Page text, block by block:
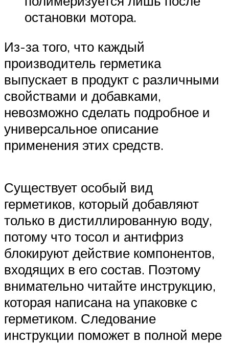
остановки мотора.
Из-за того, что каждый
производитель герметика
выпускает в продукт с различными
свойствами и добавками,
невозможно сделать подробное и
универсальное описание
применения этих средств.
Существует особый вид
герметиков, который добавляют
только в дистиллированную воду,
потому что тосол и антифриз
блокируют действие компонентов,
входящих в его состав. Поэтому
внимательно читайте инструкцию,
которая написана на упаковке с
герметиком. Следование
инструкции поможет в полной мере